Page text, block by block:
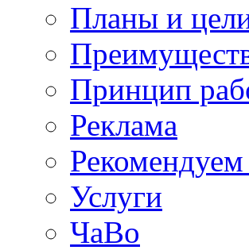
Планы и
Принцип
Реклама
Рекомендуем
Услуги
ЧаВо